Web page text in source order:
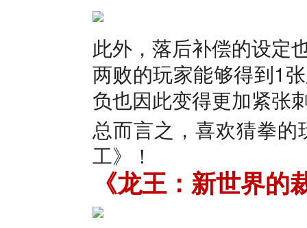
此外，落后补偿的设定
两败的玩家能够得到1
负也因此变得更加紧张
总而言之，喜欢猜拳
工》！
《龙王：新世界的